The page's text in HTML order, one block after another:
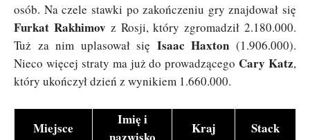
osób. Na czele stawki po zakończeniu gry znajdował się
Furkat Rakhimovz Rosji, który zgromadził 2.180.000.
Tuż za nim uplasował się Isaac Haxton(1.906.000).
Nieco więcej straty ma już do prowadzącego Cary Katz,
który ukończył dzień z wynikiem 1.660.000.
Miejsce
Imię i
Kraj Stack